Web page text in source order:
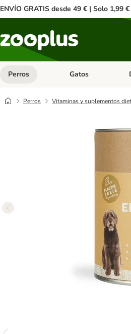
ENVÍO GRATIS desde 49 € | Solo 1,99
Perros Menú de categoria
Gatos
Perros Vitaminas y suplementos